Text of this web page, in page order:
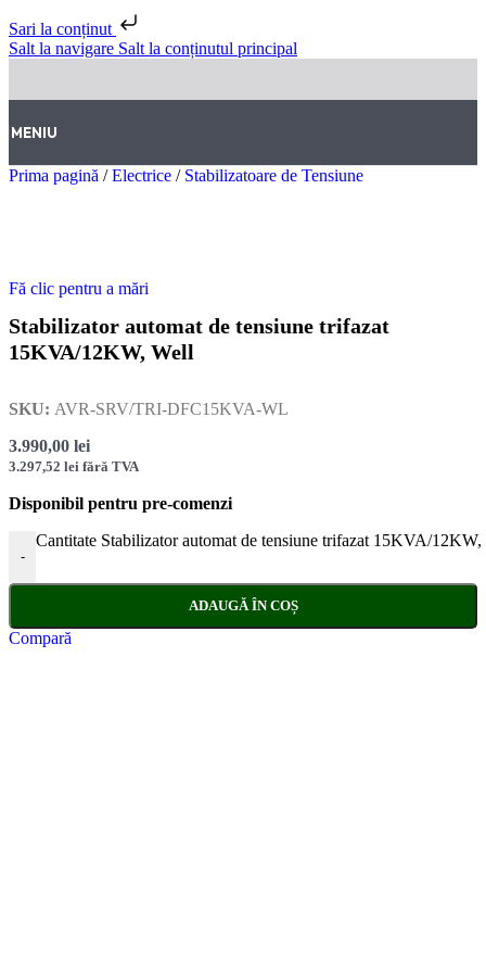
Sari la conținut
Salt la navigare Salt la conținutul principal
MENIU
Prima pagină / Electrice / Stabilizatoare de Tensiune
Fă clic pentru a mări
Stabilizator automat de tensiune trifazat
15KVA/12KW, Well
SKU: AVR-SRV/TRI-DFC15KVA-WL
3.990,00 lei
3.297,52 lei fără TVA
Disponibil pentru pre-comenzi
-
Cantitate Stabilizator automat de tensiune trifazat 15KVA/
ADAUGĂ ÎN COȘ
Compară